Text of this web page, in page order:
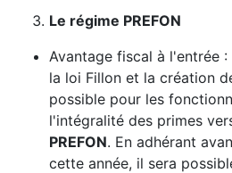
Le régime PREFON
Avantage fiscal à l'entrée
la loi Fillon et la création
possible pour les
l'intégralité des primes
PREFON. En adhérant
cette année, il sera